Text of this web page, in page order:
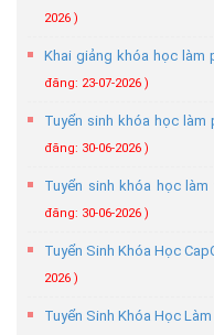
2026 )
Khai giảng khóa học làm
đăng: 23-07-2026 )
Tuyển sinh khóa học làm
đăng: 30-06-2026 )
Tuyển sinh khóa học
đăng: 30-06-2026 )
Tuyển Sinh Khóa Học
2026 )
Tuyển Sinh Khóa Học